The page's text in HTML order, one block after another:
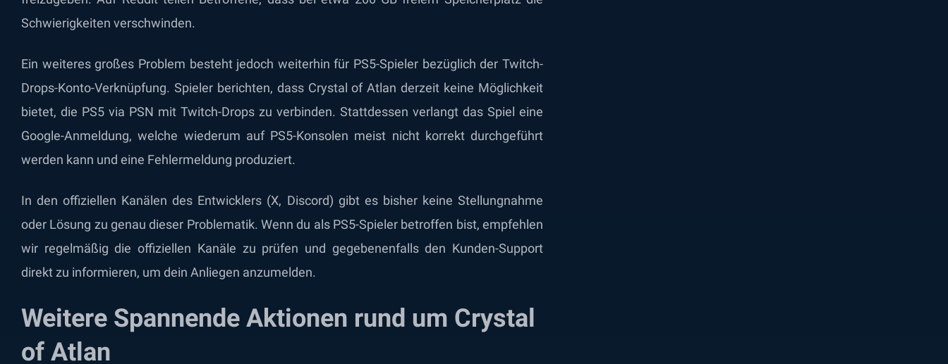
Schwierigkeiten verschwinden.
Ein weiteres großes Problem besteht jedoch weiterhin für PS5-Spieler bezüglich der Twitch-
Drops-Konto-Verknüpfung. Spieler berichten, dass Crystal of Atlan derzeit keine Möglichkeit
bietet, die PS5 via PSN mit Twitch-Drops zu verbinden. Stattdessen verlangt das Spiel eine
Google-Anmeldung, welche wiederum auf PS5-Konsolen meist nicht korrekt durchgeführt
werden kann und eine Fehlermeldung produziert.
In den offiziellen Kanälen des Entwicklers (X, Discord) gibt es bisher keine Stellungnahme
oder Lösung zu genau dieser Problematik. Wenn du als PS5-Spieler betroffen bist, empfehlen
wir regelmäßig die offiziellen Kanäle zu prüfen und gegebenenfalls den Kunden-Support
direkt zu informieren, um dein Anliegen anzumelden.
Weitere Spannende Aktionen rund um Crystal
of Atlan